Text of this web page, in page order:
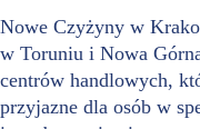
Nowe Czyżyny w
w Toruniu i Nowa
centrów handlowych,
przyjazne dla osób w